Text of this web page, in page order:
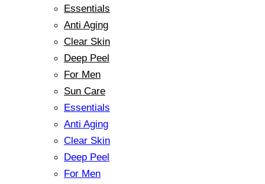
Essentials
Anti Aging
Clear Skin
Deep Peel
For Men
Sun Care
Essentials
Anti Aging
Clear Skin
Deep Peel
For Men